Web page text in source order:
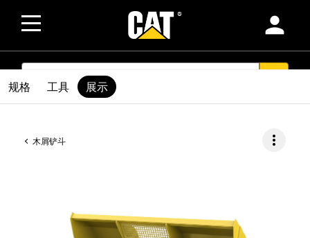
person
SEARCH
木屑铲斗 more_vert
规格 工具 展示